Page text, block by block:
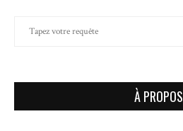
À PROPOS